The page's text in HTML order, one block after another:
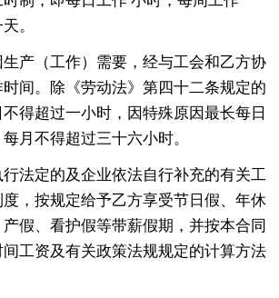
。
生产（工作）需要，经与工会和乙方协
间。除《劳动法》第四十二条规定的
得超过一小时，因特殊原因最长每日
月不得超过三十六小时。
行法定的及企业依法自行补充的有关工
，按规定给予乙方享受节日假、年休
假、看护假等带薪假期，并按本合同
工资及有关政策法规规定的计算方法